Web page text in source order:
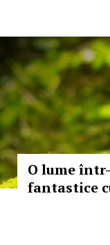
O lume
fantastice